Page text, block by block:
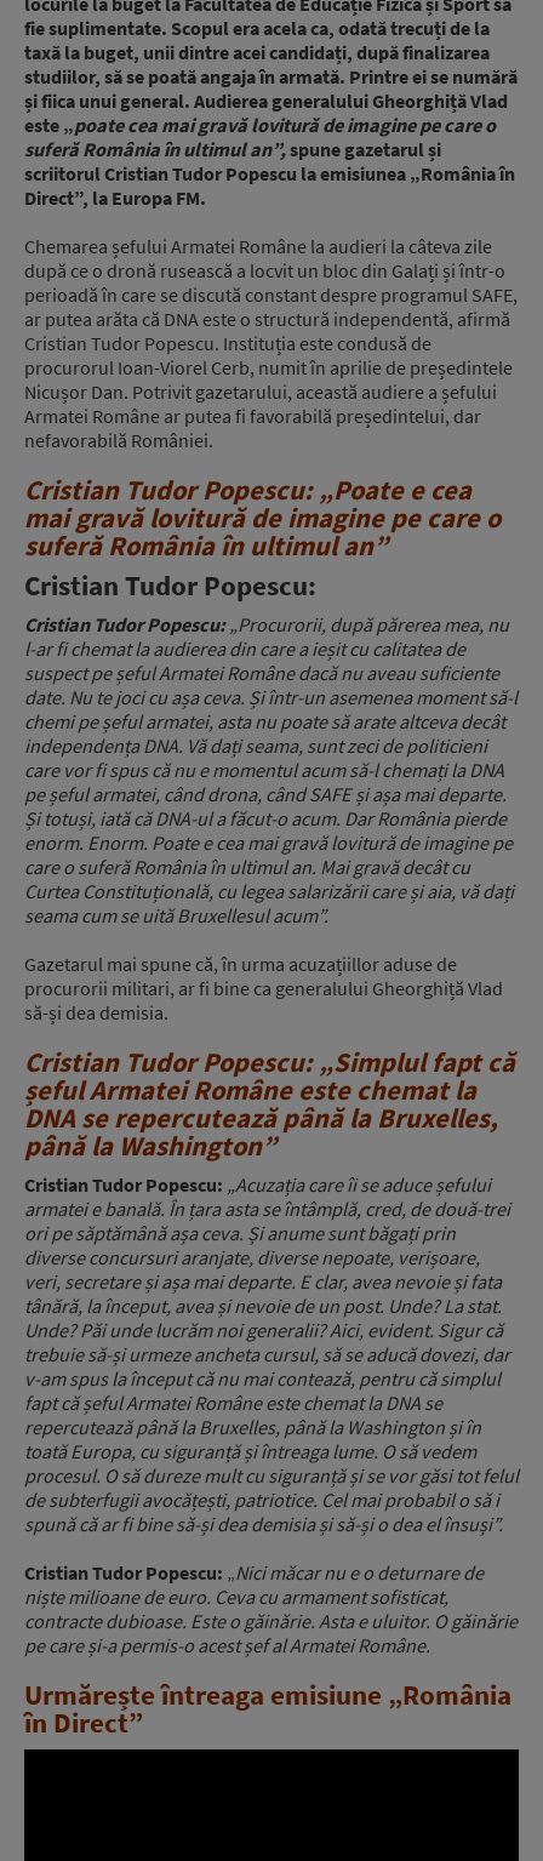
fie suplimentate. Scopul era acela ca, odată trecuți de la
taxă la buget, unii dintre acei candidați, după finalizarea
studiilor, să se poată angaja în armată. Printre ei se numără
și fiica unui general. Audierea generalului Gheorghiță Vlad
este „poate cea mai gravă lovitură de imagine pe care o
suferă România în ultimul an”,spune gazetarul și
scriitorul Cristian Tudor Popescu la emisiunea „România în
Direct”, la Europa FM.
Chemarea șefului Armatei Române la audieri la câteva zile
după ce o dronă rusească a locvit un bloc din Galați și într-o
perioadă în care se discută constant despre programul SAFE,
ar putea arăta că DNA este o structură independentă, afirmă
Cristian Tudor Popescu. Instituția este condusă de
procurorul Ioan-Viorel Cerb, numit în aprilie de președintele
Nicușor Dan. Potrivit gazetarului, această audiere a șefului
Armatei Române ar putea fi favorabilă președintelui, dar
nefavorabilă României.
Cristian Tudor Popescu:„Poate e cea
mai gravă lovitură de imagine pe care o
suferă România în ultimul an”
Cristian Tudor Popescu:
Cristian Tudor Popescu:„Procurorii, după părerea mea, nu
l-ar fi chemat la audierea din care a ieșit cu calitatea de
suspect pe șeful Armatei Române dacă nu aveau suficiente
date. Nu te joci cu așa ceva. Și într-un asemenea moment să-l
chemi pe șeful armatei, asta nu poate să arate altceva decât
independența DNA. Vă dați seama, sunt zeci de politicieni
care vor fi spus că nu e momentul acum să-l chemați la DNA
pe șeful armatei, când drona, când SAFE și așa mai departe.
Și totuși, iată că DNA-ul a făcut-o acum. DarRomânia pierde
enorm. Enorm. Poate e cea mai gravă lovitură de imagine pe
care o suferă România în ultimul an. Mai gravă decât cu
Curtea Constituțională, cu legea salarizării care și aia, vă dați
seama cum se uită Bruxellesul acum”.
Gazetarul mai spune că, în urma acuzațiillor aduse de
procurorii militari, ar fi bine ca generalului Gheorghiță Vlad
să-și dea demisia.
Cristian Tudor Popescu: „Simplul fapt că
șeful Armatei Române este chemat la
DNA se repercutează până la Bruxelles,
până la Washington”
Cristian Tudor Popescu: „Acuzația care îi se aduce șefului
armatei e banală. În țara asta se întâmplă, cred, de două-trei
ori pe săptămână așa ceva. Și anume sunt băgați prin
diverse concursuri aranjate, diverse nepoate, verișoare,
veri, secretare și așa mai departe. E clar, avea nevoie și fata
tânără, la început, avea și nevoie de un post. Unde? La stat.
Unde? Păi unde lucrăm noi generalii? Aici, evident. Sigur că
trebuie să-și urmeze ancheta cursul, să se aducă dovezi, dar
v-am spus la început că nu mai contează, pentru că simplul
fapt că șeful Armatei Române este chemat la DNA se
repercutează până la Bruxelles, până la Washington și în
toată Europa, cu siguranță și întreaga lume. O să vedem
procesul. O să dureze mult cu siguranță și se vor găsi tot felul
de subterfugii avocățești, patriotice. Cel mai probabil o să i
spună că ar fi bine să-și dea demisia și să-și o dea el însuși”.
Cristian Tudor Popescu: „Nici măcar nu e o deturnare de
niște milioane de euro. Ceva cu armament sofisticat,
contracte dubioase. Este o găinărie. Asta e uluitor. O găinărie
pe care și-a permis-o acest șef al Armatei Române.
Urmărește întreaga emisiune „România
în Direct”